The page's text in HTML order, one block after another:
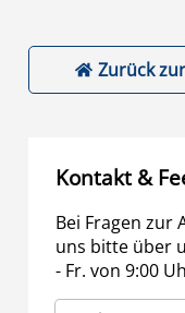
Zurück
Kontakt &
Bei Fragen zur
uns bitte über
- Fr. von 9:00